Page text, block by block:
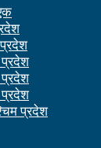
प्रदेश
प्रदेश
प्रदेश
प्रदेश